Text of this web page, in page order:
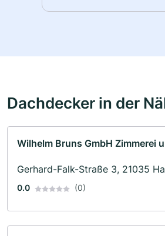
Dachdecker in der
Wilhelm Bruns GmbH Zimmerei
Gerhard-Falk-Straße 3, 21035
0.0 (0)